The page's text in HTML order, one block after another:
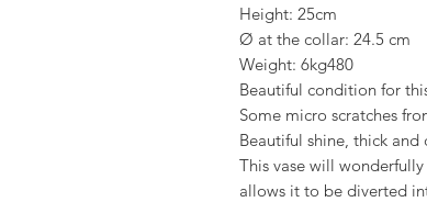
Height: 25cm
Ø at the collar: 24.5 cm
Weight: 6kg480
Beautiful condition for
Some micro scratches
Beautiful shine, thick and
This vase will
allows it to be diverted